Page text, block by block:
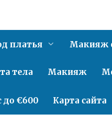
платья Макияж
тела Макияж
до €600 Карта сайта